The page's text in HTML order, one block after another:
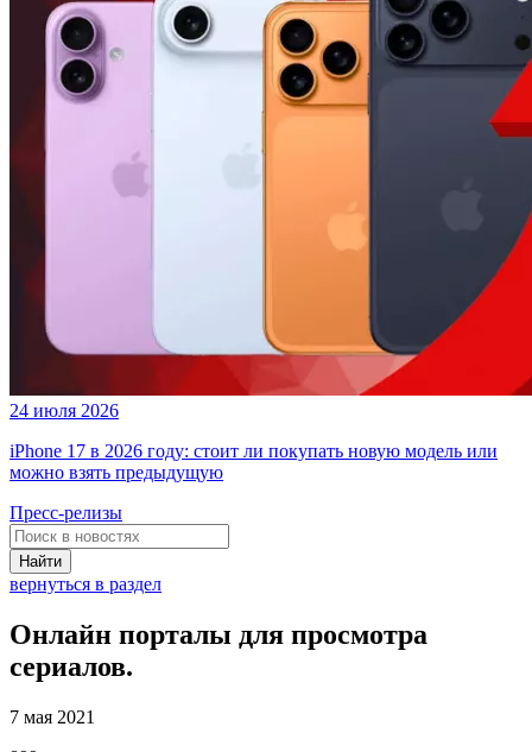
24 июля 2026
iPhone 17 в 2026 году: стоит ли покупать новую модель или
можно взять предыдущую
Пресс-релизы
Найти
вернуться в раздел
Онлайн порталы для просмотра
сериалов.
7 мая 2021